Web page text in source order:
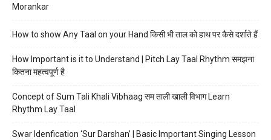
Morankar
How to show Any Taal on your Hand किसी भी ताल को हाथ पर कैसे दर्शाते हैं
How Important is it to Understand | Pitch Lay Taal Rhythm समझना
कितना महत्वपूर्ण है
Concept of Sum Tali Khali Vibhaag सम ताली खाली विभाग Learn
Rhythm Lay Taal
Swar Idenfication ‘Sur Darshan’ | Basic Important Singing Lesson